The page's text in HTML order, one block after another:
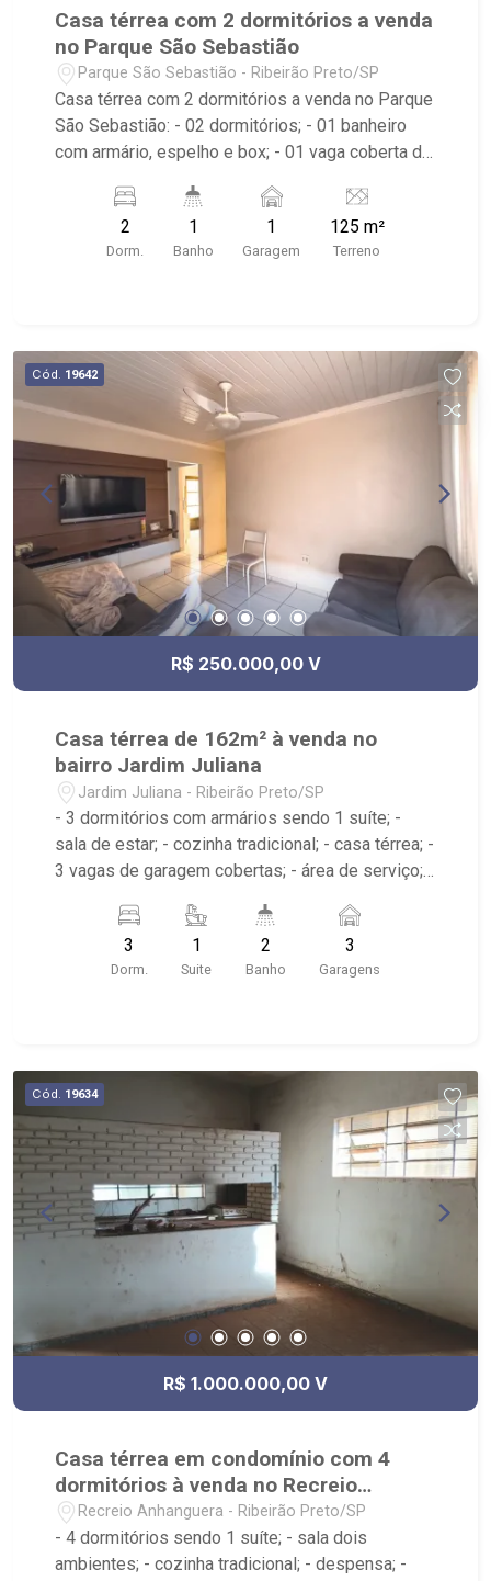
Casa térrea com 2 dormitórios a venda
no Parque São Sebastião
Parque São Sebastião - Ribeirão Preto/SP
Casa térrea com 2 dormitórios a venda no Parque
São Sebastião: - 02 dormitórios; - 01 banheiro
com armário, espelho e box; - 01 vaga coberta de
planejada; - Varanda gourmet; - Churrasqueira; -
Área de Serviço planejada; - Localizada próximo
ao Clube dos Comerciários, Ken Delivery e
2
Dorm.
1
Banho
1
Garagem
125 m²
Terreno
Cód. 19642
R$ 250.000,00 V
Casa térrea de 162m² à venda no
bairro Jardim Juliana
Jardim Juliana - Ribeirão Preto/SP
- 3 dormitórios com armários sendo 1 suíte; -
sala de estar; - cozinha tradicional; - casa térrea; -
3 vagas de garagem cobertas; - área de serviço; -
Supermercado Big Compra, Av. Alfredo Ravaneli e
Av. Henri Nestlé;
3
Dorm.
1
Suite
2
Banho
3
Garagens
Cód. 19634
R$ 1.000.000,00 V
Casa térrea em condomínio com 4
dormitórios à venda no Recreio
Internacional
Recreio Anhanguera - Ribeirão Preto/SP
- 4 dormitórios sendo 1 suíte; - sala dois
ambientes; - cozinha tradicional; - despensa; -